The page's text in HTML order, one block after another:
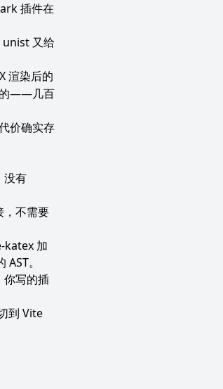
插件在
unist 又给
渲染后的
的——几百
价确实存
没有
，不需要
katex 加
。
你写的插
到 Vite